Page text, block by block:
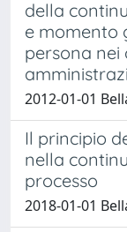
della
e momento
persona
2012-01-01
Il principio
nella
processo
2018-01-01